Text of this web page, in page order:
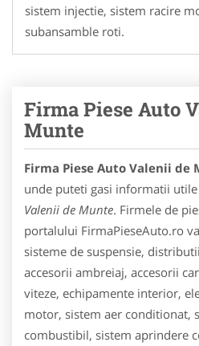
sistem injectie, sistem racire
subansamble roti.
Firma Piese Auto
Munte
Firma Piese Auto Valenii de
unde puteti gasi informatii
Valenii de Munte. Firmele de
portalului FirmaPieseAuto.ro
sisteme de suspensie,
accesorii ambreiaj, accesorii
viteze, echipamente interior,
motor, sistem aer conditionat,
combustibil, sistem aprindere